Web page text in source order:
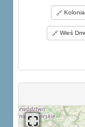
Kolonia
Wieś